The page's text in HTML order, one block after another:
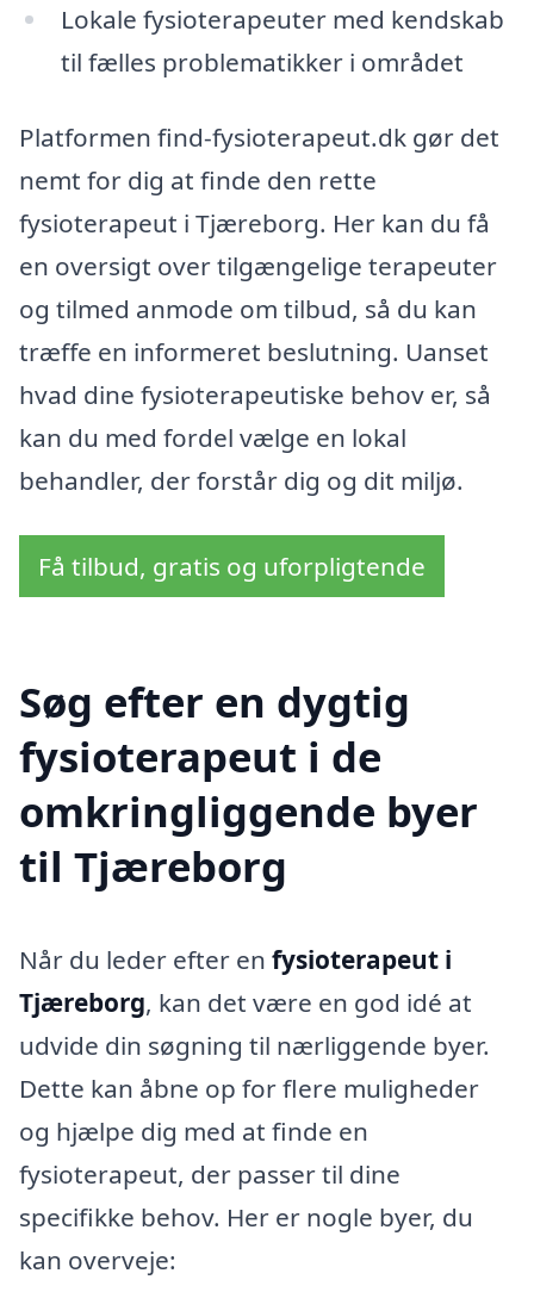
Lokale fysioterapeuter med kendskab
til fælles problematikker i området
Platformen find-fysioterapeut.dk gør det
nemt for dig at finde den rette
fysioterapeut i Tjæreborg. Her kan du få
en oversigt over tilgængelige terapeuter
og tilmed anmode om tilbud, så du kan
træffe en informeret beslutning. Uanset
hvad dine fysioterapeutiske behov er, så
kan du med fordel vælge en lokal
behandler, der forstår dig og dit miljø.
Få tilbud, gratis og uforpligtende
Søg efter en dygtig
fysioterapeut i de
omkringliggende byer
til Tjæreborg
Når du leder efter en fysioterapeut i
Tjæreborg, kan det være en god idé at
udvide din søgning til nærliggende byer.
Dette kan åbne op for flere muligheder
og hjælpe dig med at finde en
fysioterapeut, der passer til dine
specifikke behov. Her er nogle byer, du
kan overveje: